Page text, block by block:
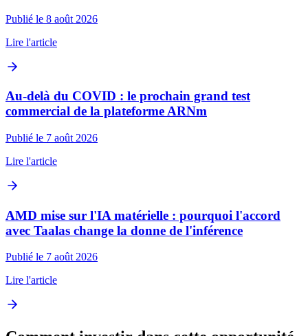
Publié le 8 août 2026
Lire l'article
Au-delà du COVID : le prochain grand test
commercial de la plateforme ARNm
Publié le 7 août 2026
Lire l'article
AMD mise sur l'IA matérielle : pourquoi l'accord
avec Taalas change la donne de l'inférence
Publié le 7 août 2026
Lire l'article